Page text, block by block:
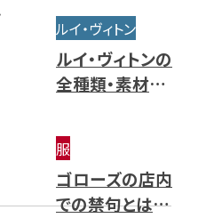
ル別にご紹介
ルイ・ヴィトン
ルイ・ヴィトンの
全種類・素材一
～限定・廃盤ライ
ンまで一挙紹介
服
ゴローズの店内
での禁句とは？